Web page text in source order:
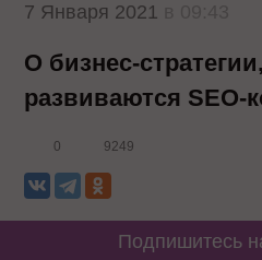
7 Января 2021
О бизнес-
развиваются SEO-
0 9249
Подпишитесь